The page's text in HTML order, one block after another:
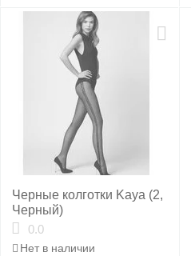
Черные колготки Kaya (2,
Черный)
0.0
Нет в наличии